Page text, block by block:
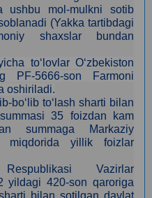
ushbu mol-mulkni sotib
(Yakka tartibdagi
shaxslar bundan
to‘lovlar O‘zbekiston
PF-5666-son Farmoni
oshiriladi.
bo‘lib to‘lash sharti bilan
35 foizdan kam
summaga Markaziy
miqdorida yillik foizlar
Vazirlar
yildagi 420-son qaroriga
bilan sotilgan davlat